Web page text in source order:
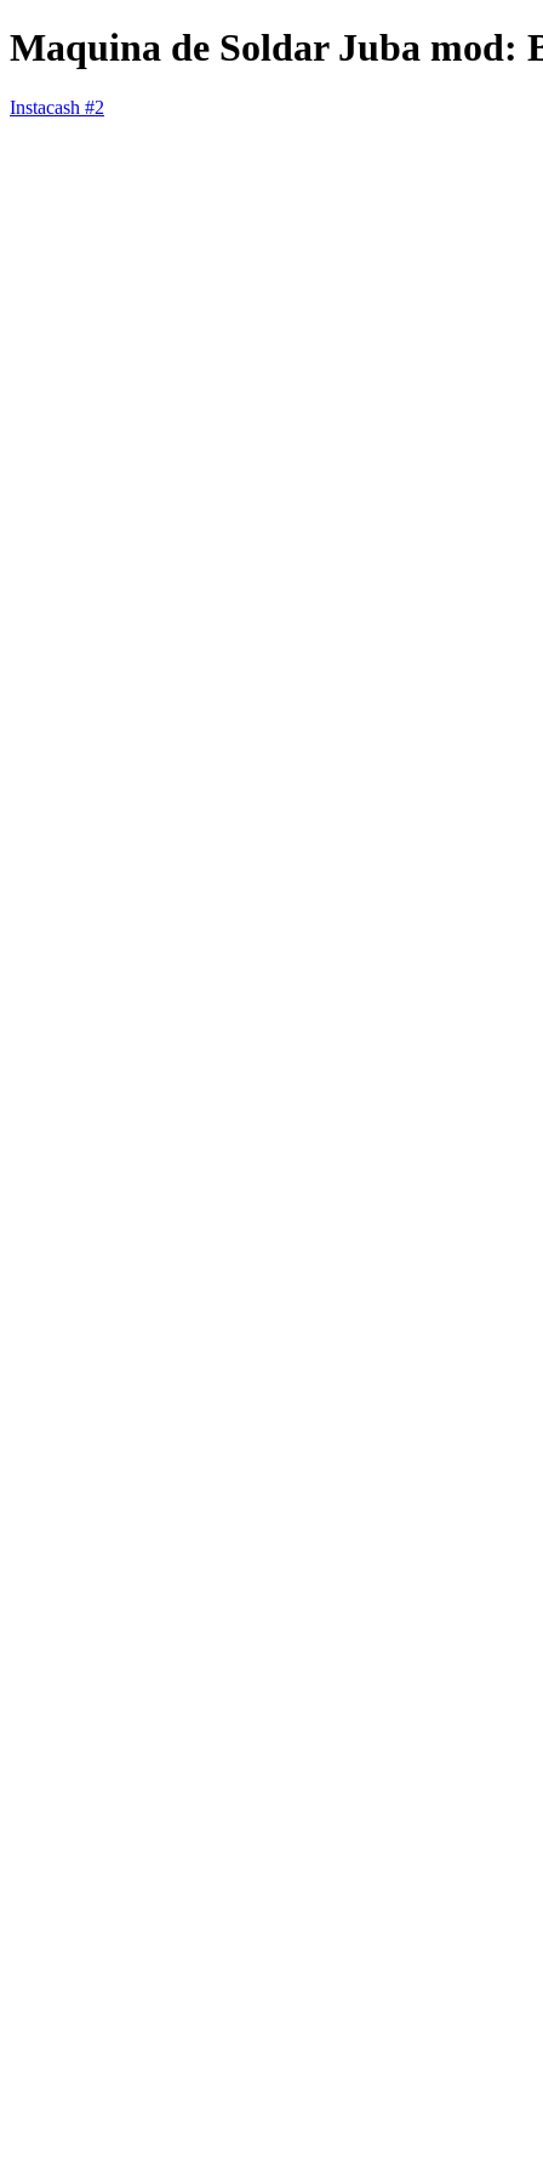
Maquina de Soldar Juba mod:
Instacash #2